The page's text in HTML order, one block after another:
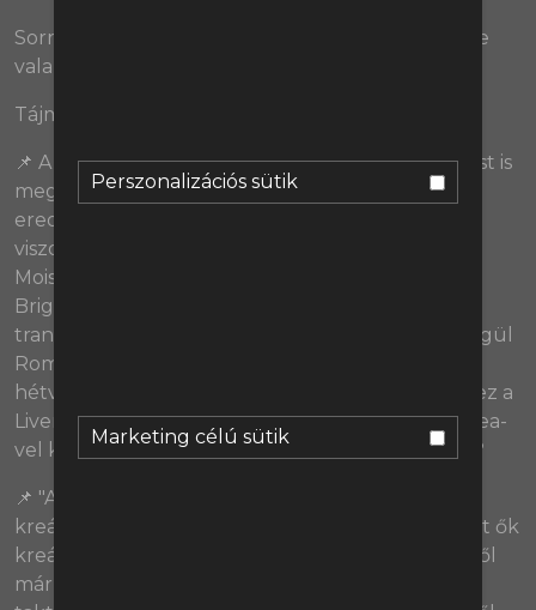
Perszonalizációs sütik
Marketing célú sütik
Sorry a csúszásért, a YouTube nem engedélyezte
valamiért a korábban feltöltött videót. 🤷‍♂️
Tájmsztemp:
📌 A Chelsea és a Liverpool két fontos összecsapást is
megvívott az elmúlt napokban: a pályán az
eredmény döntetlen lett, a pályán kívüli harcot
viszot egyértelműen a Chelsea nyerte. Nem csak
Moises Caicedót sikerült megszerezniük a
Brightontól a Liverpool orra elől brit
transzferrekordot jelentő 115 millió fontért, de végül
Romeo Lavia is a londoni csapatnál folytatja. A
hétvégi meccset is vizsgálva mekkora veszteség ez a
Liverpoolnak, és máris felül kell-e írnunk a Chelsea-
vel kapcsolatban megfogalmazott elvárásainkat?
📌 "Az a munkám, hogy nagyobb problémákat
kreáljak az ellenfeleink számára, mit amekkorákat ők
kreálnak nekünk." - nyilatkozta Mikel Arteta, akitől
már előzetesen is azt várhattuk, hogy jóval több